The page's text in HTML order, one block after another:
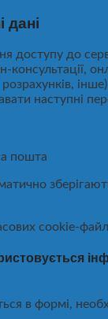
дані
доступу до
консультації,
наступні
пошта
cookie-
в формі,